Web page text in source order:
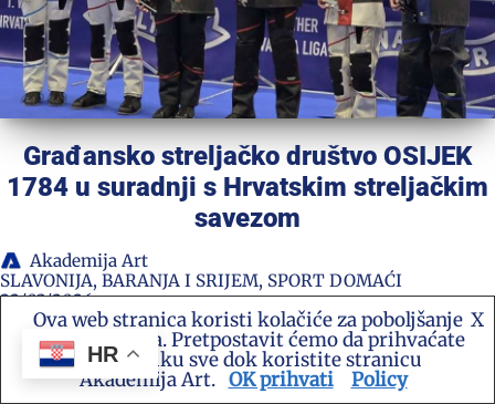
Građansko streljačko društvo OSIJEK
1784 u suradnji s Hrvatskim streljačkim
savezom
Akademija Art
SLAVONIJA, BARANJA I SRIJEM, SPORT DOMAĆI
22/03/2026
Službeni rezultati i bilteni bit će dostupni na
stranicama Hrvatskog streljačkog saveza Prvenstvo
HR
Ova web stranica koristi kolačiće za poboljšanje
vašeg iskustva. Pretpostavit ćemo da prihvaćate
ovu politiku sve dok koristite stranicu
Akademija Art.
X
OK prihvati Policy